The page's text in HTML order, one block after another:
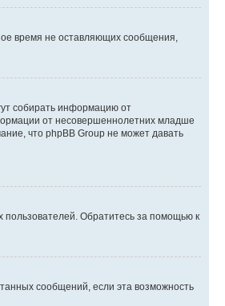
время не оставляющих сообщения,
собирать информацию от
от несовершеннолетних младше
что phpBB Group не может давать
пользователей. Обратитесь за помощью к
сообщений, если эта возможность